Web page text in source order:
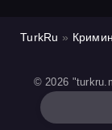
TurkRu »
© 2026